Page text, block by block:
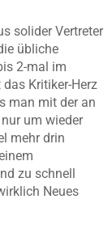
solider Vertreter
übliche
2-mal im
Kritiker-Herz
man mit der an
um wieder
mehr drin
zu schnell
Neues